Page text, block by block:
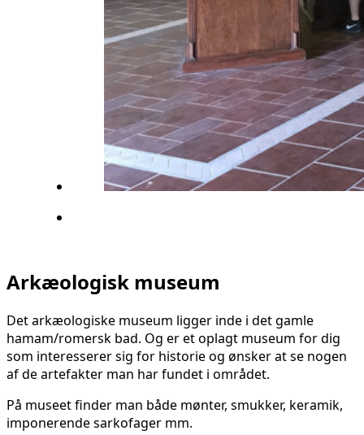
Arkæologisk museum
Det arkæologiske museum ligger inde i det gamle
hamam/romersk bad. Og er et oplagt museum for dig
som interesserer sig for historie og ønsker at se nogen
af de artefakter man har fundet i området.
På museet finder man både mønter, smukker, keramik,
imponerende sarkofager mm.